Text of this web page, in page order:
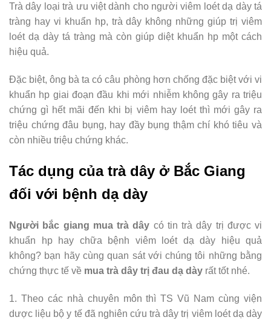
Trà dây loại trà ưu việt dành cho người viêm loét dạ dày tá
tràng hay vi khuẩn hp, trà dây không những giúp trị viêm
loét dạ dày tá tràng mà còn giúp diệt khuẩn hp một cách
hiệu quả.
Đặc biệt, ông bà ta có câu phòng hơn chống đặc biệt với vi
khuẩn hp giai đoạn đầu khi mới nhiễm không gây ra triệu
chứng gì hết mãi đến khi bị viêm hay loét thì mới gây ra
triệu chứng đâu bụng, hay đầy bụng thậm chí khó tiêu và
còn nhiều triệu chứng khác.
Tác dụng của trà dây ở Bắc Giang
đối với bệnh dạ dày
Người bắc giang mua trà dây có tin trà dây trị được vi
khuẩn hp hay chữa bệnh viêm loét dạ dày hiệu quả
không? bạn hãy cùng quan sát với chúng tôi những bằng
chứng thực tế về mua trà dây trị đau dạ dày rất tốt nhé.
1. Theo các nhà chuyên môn thì TS Vũ Nam cùng viện
dược liệu bộ y tế đã nghiên cứu trà dây trị viêm loét dạ dày